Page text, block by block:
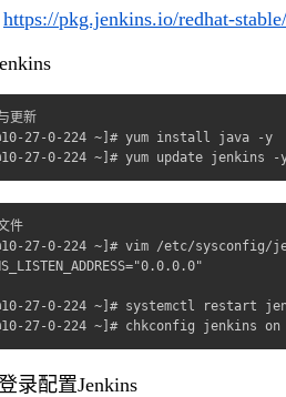
https://pkg.jenkins.io/redhat-stable/
更新
27-0-224 ~]# yum install java -y
27-0-224 ~]# yum update jenkins -
件
27-0-224 ~]# vim /etc/sysconfig/
27-0-224 ~]# systemctl restart
27-0-224 ~]# chkconfig jenkins on
录配置Jenkins